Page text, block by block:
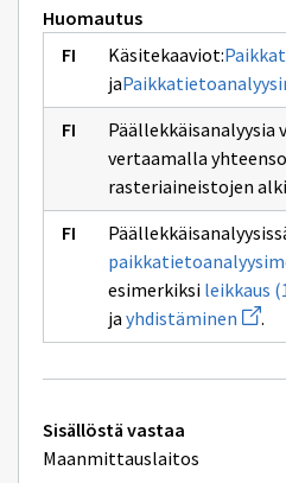
Huomautus
Käsitekaaviot:
ja
Päällekkäisanalyysia
vertaamalla
rasteriaineistojen
esimerkiksi leikkaus
ja yhdistäminen Avaa
uuden
.
Tekniset
lisätiedot
Sisällöstä vastaa
Maanmittauslaitos